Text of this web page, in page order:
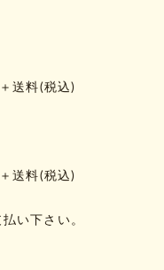
送料(税込)
送料(税込)
い下さい。